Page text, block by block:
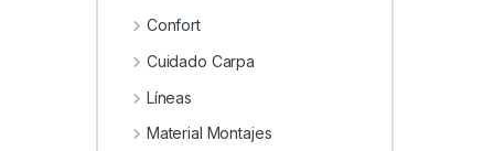
Confort
Cuidado Carpa
Líneas
Material Montajes